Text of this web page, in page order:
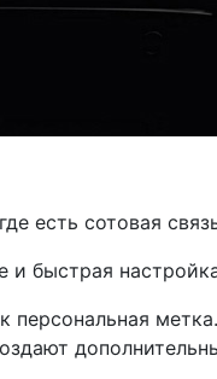
есть сотовая
и быстрая
персональная